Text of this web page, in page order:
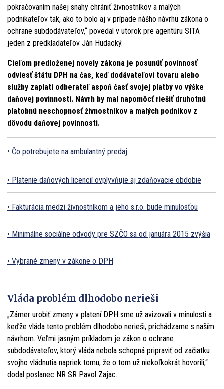
pokračovaním našej snahy chrániť živnostníkov a malých
podnikateľov tak, ako to bolo aj v prípade nášho návrhu zákona o
ochrane subdodávateľov,“ povedal v utorok pre agentúru SITA
jeden z predkladateľov Ján Hudacký.
Cieľom predloženej novely zákona je posunúť povinnosť
odviesť štátu DPH na čas, keď dodávateľovi tovaru alebo
služby zaplatí odberateľ aspoň časť svojej platby vo výške
daňovej povinnosti. Návrh by mal napomôcť riešiť druhotnú
platobnú neschopnosť živnostníkov a malých podnikov z
dôvodu daňovej povinnosti.
Čo potrebujete na ambulantný predaj
Platenie daňových licencií ovplyvňuje aj zdaňovacie obdobie
Fakturácia medzi živnostníkom a jeho s.r.o. bude minulosťou
Minimálne sociálne odvody pre SZČO sa od januára 2015 zvýšia
Vybrané zmeny v zákone o DPH
Vláda problém dlhodobo nerieši
„Zámer urobiť zmeny v platení DPH sme už avizovali v minulosti a
keďže vláda tento problém dlhodobo nerieši, prichádzame s naším
návrhom. Veľmi jasným príkladom je zákon o ochrane
subdodávateľov, ktorý vláda nebola schopná pripraviť od začiatku
svojho vládnutia napriek tomu, že o tom už niekoľkokrát hovorili,“
dodal poslanec NR SR Pavol Zajac.